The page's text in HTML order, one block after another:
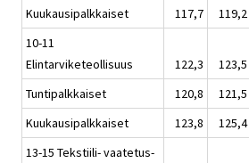
Kuukausipalkkaiset
117,7 119,2
10-11
Elintarviketeollisuus
122,3 123,5
Tuntipalkkaiset
120,8 121,5
Kuukausipalkkaiset
123,8 125,4
13-15 Tekstiili- vaatetus-